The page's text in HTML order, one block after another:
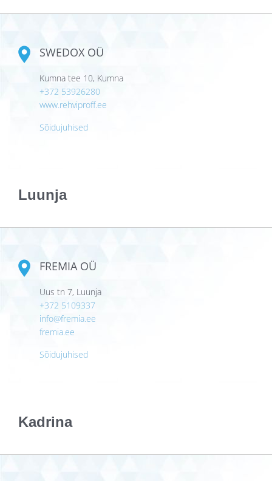
SWEDOX OÜ
Kumna tee 10, Kumna
+372 53926280
www.rehviproff.ee
Sõidujuhised
Luunja
FREMIA OÜ
Uus tn 7, Luunja
+372 5109337
info@fremia.ee
fremia.ee
Sõidujuhised
Kadrina